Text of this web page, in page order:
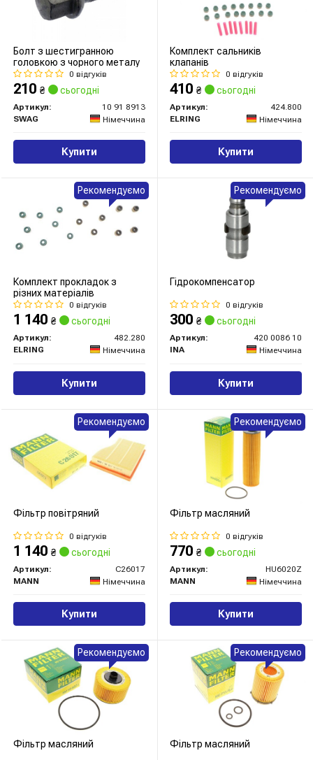
Болт з шестигранною
головкою з чорного металу
0 відгуків
210 ₴ сьогодні
Артикул:
10 91 8913
SWAG
Німеччина
Купити
Комплект сальників
клапанів
0 відгуків
410 ₴ сьогодні
Артикул:
424.800
ELRING
Німеччина
Купити
Комплект прокладок з
різних матеріалів
0 відгуків
1 140 ₴ сьогодні
Артикул:
482.280
ELRING
Німеччина
Купити
Рекомендуємо
Гідрокомпенсатор
0 відгуків
300 ₴ сьогодні
Артикул:
420 0086 10
INA
Німеччина
Купити
Рекомендуємо
Фільтр повітряний
0 відгуків
1 140 ₴ сьогодні
Артикул:
C26017
MANN
Німеччина
Купити
Рекомендуємо
Фільтр масляний
0 відгуків
770 ₴ сьогодні
Артикул:
HU6020Z
MANN
Німеччина
Купити
Рекомендуємо
Фільтр масляний
Рекомендуємо
Фільтр масляний
Рекомендуємо